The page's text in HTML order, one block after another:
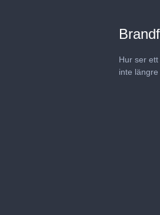
Hur ser
inte längre